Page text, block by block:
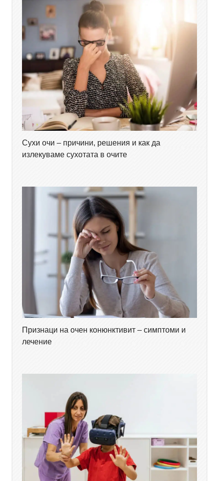
Сухи очи – причини, решения и как да
излекуваме сухотата в очите
Признаци на очен конюнктивит – симптоми и
лечение